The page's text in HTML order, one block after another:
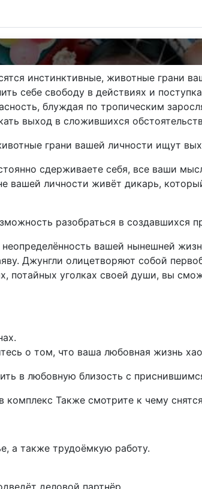
инстинктивные, животные грани
себе свободу в действиях и
блуждая по тропическим
выход в сложившихся
грани вашей личности ищут
сдерживаете себя, все ваши
личности живёт дикарь,
разобраться в создавшихся
вашей нынешней
Джунгли олицетворяют собой
уголках своей души, вы
о том, что ваша любовная жизнь
в любовную близость с
Также смотрите к чему
а также трудоёмкую работу.
деловой партнёр